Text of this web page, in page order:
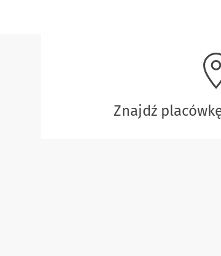
Znajdź